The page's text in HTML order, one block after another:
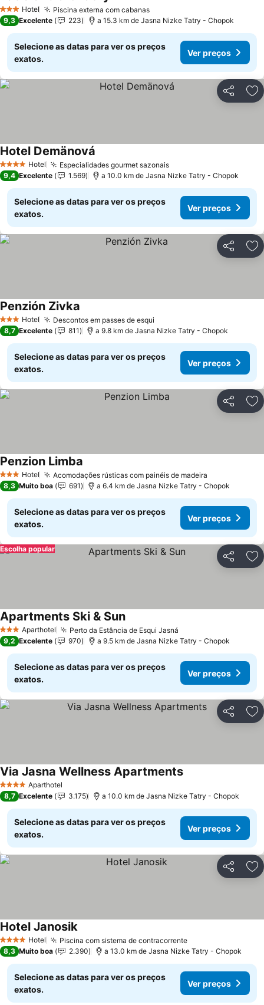
3 EstrelasHotel Piscina externa com cabanas
9,3 Excelente 223 a 15.3 km de Jasna Nizke Tatry - Chopok
Selecione as datas para ver os preços
exatos.
Ver preços
Partilhar
4 EstrelasHotel Especialidades gourmet sazonais
Hotel Demänová
9,4 Excelente 1.569 a 10.0 km de Jasna Nizke Tatry - Chopok
Selecione as datas para ver os preços
exatos.
Ver preços
Partilhar
3 EstrelasHotel Descontos em passes de esqui
Penzión Zivka
8,7 Excelente 811 a 9.8 km de Jasna Nizke Tatry - Chopok
Selecione as datas para ver os preços
exatos.
Ver preços
Partilhar
3 EstrelasHotel Acomodações rústicas com painéis de madeira
Penzion Limba
8,3 Muito boa 691 a 6.4 km de Jasna Nizke Tatry - Chopok
Selecione as datas para ver os preços
exatos.
Ver preços
Partilhar
Escolha popular
3 EstrelasAparthotel Perto da Estância de Esqui Jasná
Apartments Ski & Sun
9,2 Excelente 970 a 9.5 km de Jasna Nizke Tatry - Chopok
Selecione as datas para ver os preços
exatos.
Ver preços
Partilhar
4 EstrelasAparthotel
Via Jasna Wellness Apartments
8,7 Excelente 3.175 a 10.0 km de Jasna Nizke Tatry - Chopok
Selecione as datas para ver os preços
exatos.
Ver preços
Partilhar
4 EstrelasHotel Piscina com sistema de contracorrente
Hotel Janosik
8,3 Muito boa 2.390 a 13.0 km de Jasna Nizke Tatry - Chopok
Selecione as datas para ver os preços
exatos.
Ver preços